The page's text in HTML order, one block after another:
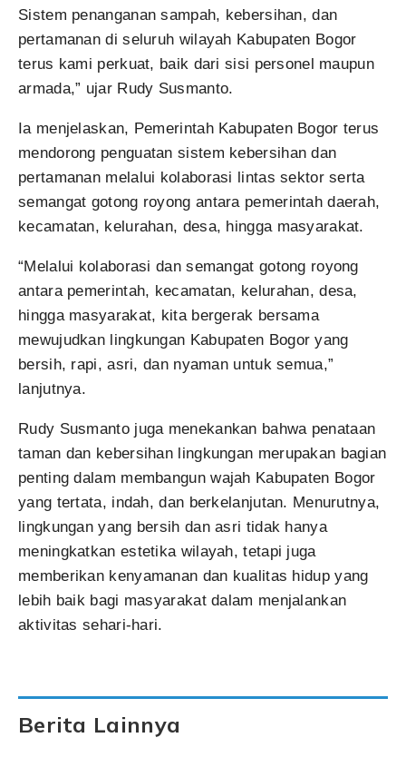
Sistem penanganan sampah, kebersihan, dan
pertamanan di seluruh wilayah Kabupaten Bogor
terus kami perkuat, baik dari sisi personel maupun
armada,” ujar Rudy Susmanto.
Ia menjelaskan, Pemerintah Kabupaten Bogor terus
mendorong penguatan sistem kebersihan dan
pertamanan melalui kolaborasi lintas sektor serta
semangat gotong royong antara pemerintah daerah,
kecamatan, kelurahan, desa, hingga masyarakat.
“Melalui kolaborasi dan semangat gotong royong
antara pemerintah, kecamatan, kelurahan, desa,
hingga masyarakat, kita bergerak bersama
mewujudkan lingkungan Kabupaten Bogor yang
bersih, rapi, asri, dan nyaman untuk semua,”
lanjutnya.
Rudy Susmanto juga menekankan bahwa penataan
taman dan kebersihan lingkungan merupakan bagian
penting dalam membangun wajah Kabupaten Bogor
yang tertata, indah, dan berkelanjutan. Menurutnya,
lingkungan yang bersih dan asri tidak hanya
meningkatkan estetika wilayah, tetapi juga
memberikan kenyamanan dan kualitas hidup yang
lebih baik bagi masyarakat dalam menjalankan
aktivitas sehari-hari.
Berita Lainnya